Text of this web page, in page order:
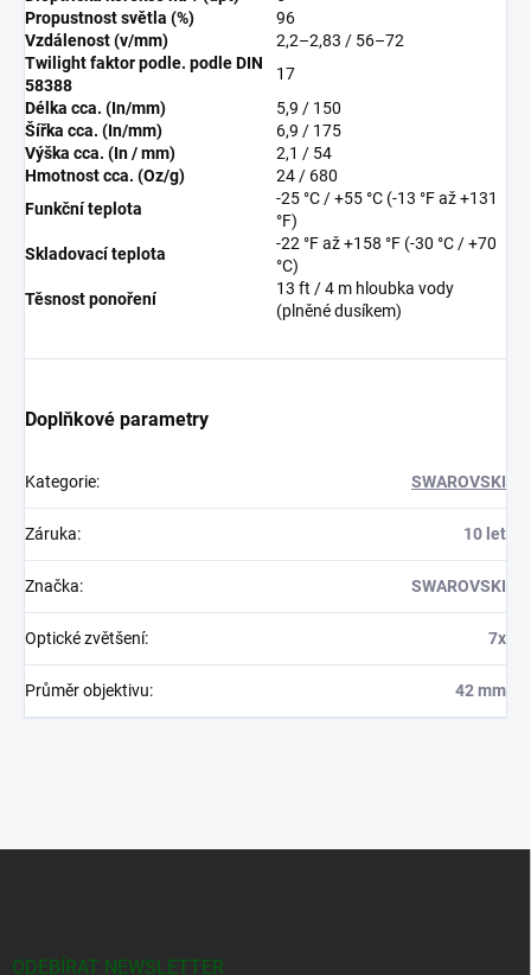
Propustnost světla (%)
96
Vzdálenost (v/mm)
2,2–2,83 / 56–72
Twilight faktor podle. podle DIN
58388
17
Délka cca. (In/mm)
5,9 / 150
Šířka cca. (In/mm)
6,9 / 175
Výška cca. (In / mm)
2,1 / 54
Hmotnost cca. (Oz/g)
24 / 680
Funkční teplota
-25 °C / +55 °C (-13 °F až +131
°F)
Skladovací teplota
-22 °F až +158 °F (-30 °C / +70
°C)
Těsnost ponoření
13 ft / 4 m hloubka vody
(plněné dusíkem)
Doplňkové parametry
Kategorie: SWAROVSKI
Záruka: 10 let
Značka: SWAROVSKI
Optické zvětšení: 7x
Průměr objektivu: 42 mm
ODEBÍRAT NEWSLETTER